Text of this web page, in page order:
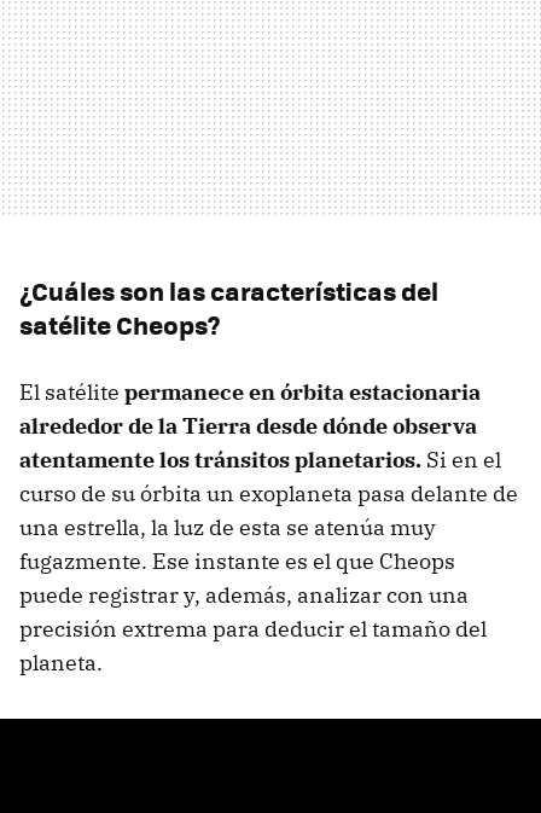
¿Cuáles son las características del
satélite Cheops?​
El satélite permanece en órbita estacionaria
alrededor de la Tierra desde dónde observa
atentamente los tránsitos planetarios. Si en el
curso de su órbita un exoplaneta pasa delante de
una estrella, la luz de esta se atenúa muy
fugazmente. Ese instante es el que Cheops
puede registrar y, además, analizar con una
precisión extrema para deducir el tamaño del
planeta.